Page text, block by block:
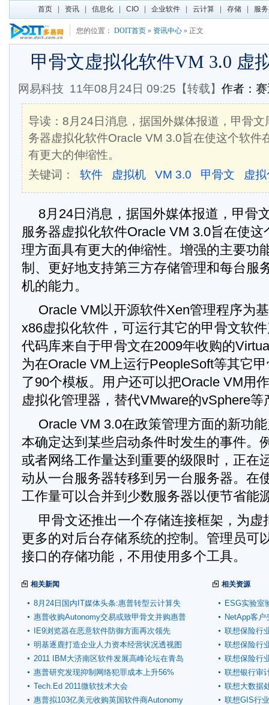
首页 资讯 信息化 CIO 企业软件 云计算 存储 服
您的位置： DOIT首页 » 资讯中心 » 正文
甲骨文虚拟化软件VM 3.0 虚
网易科技 11年08月24日 09:25【转载】 作者：
导读：8月24日消息，据国外媒体报道，甲骨
务器虚拟化软件Oracle VM 3.0旨在使这个软件
有更大的伸缩性。
关键词：
软件 虚拟机 VM 3.0 甲骨文 虚
8月24日消息，据国外媒体报道，甲骨
服务器虚拟化软件Oracle VM 3.0旨在使
理方面具有更大的伸缩性。增强的主要功
制、更好地支持第三方存储管理和每台服
机的能力。
Oracle VM以开源软件Xen管理程序为
x86虚拟化软件，可运行其它的甲骨文软
代码库来自于甲骨文在2009年收购的
为在Oracle VM上运行PeopleSoft等其它
了90个模板。用户还可以把Oracle VM用
虚拟化管理器，替代VMware的vSphere等
Oracle VM 3.0在政策管理方面的新功
本确定达到某些启动条件时发生的事件。
或者网络工作量达到重要的级限时，正在
动从一台服务器转移到另一台服务器。在
工作量可以合并到少数服务器以便节省能
甲骨文还推出一个存储连接框架，为虚
更多的对后台存储系统的控制。管理员可
接口的存储功能，不用使用多个工具。
相关新闻
8月24日国内IT媒体头条:惠普转型云计算失
先机
惠普收购Autonomy交易或致甲骨文并购惠普
IE9浏览器在恶意软件防御方面再次领先
明基逐鹿打造企业人力资本经营状况透视图
2011 IBM大济南区软件发展高峰论坛在青岛
召开
惠普研究发现抑制网络犯罪成本上升56%
Tech.Ed 2011微软技术大会
惠普拟103亿美元收购英国软件商Autonomy
相关资源
ESG实验室
NetApp客
联想保险行
联想保险行
联想保险行
联想银行审
联想大数据
联想GIS行